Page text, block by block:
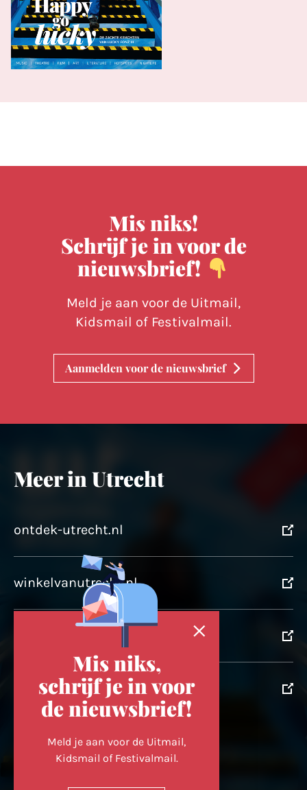
Mis niks!
Schrijf je in voor de
nieuwsbrief!
Meld je aan voor de Uitmail,
Kidsmail of Festivalmail.
Aanmelden voor de nieuwsbrief
Meer in Utrecht
ontdek-utrecht.nl
winkelvanutrecht.nl
utrechtpartners.nl
Volg ons op
Mis niks,
schrijf je in voor
de nieuwsbrief!
Meld je aan voor de Uitmail,
Kidsmail of Festivalmail.